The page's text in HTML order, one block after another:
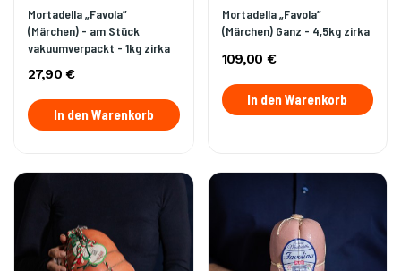
Mortadella „Favola”
(Märchen) - am Stück
vakuumverpackt - 1kg zirka
27,90 €
In den Warenkorb
Mortadella „Favola”
(Märchen) Ganz - 4,5kg zirka
109,00 €
In den Warenkorb